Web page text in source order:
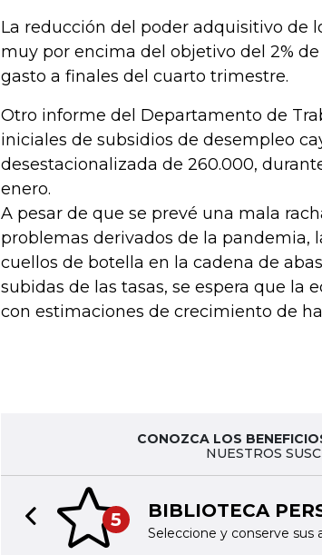
La reducción del poder adquisitivo de
muy por encima del objetivo del 2%
gasto a finales del cuarto trimestre.
Otro informe del Departamento de
iniciales de subsidios de desempleo
desestacionalizada de 260.000,
enero.
A pesar de que se prevé una mala
problemas derivados de la pandemia,
cuellos de botella en la cadena de
subidas de las tasas, se espera que la
con estimaciones de crecimiento de
CONOZCA LOS
NUESTROS
5 BIBLIOTECA
Seleccione y conserve sus
Previous slide